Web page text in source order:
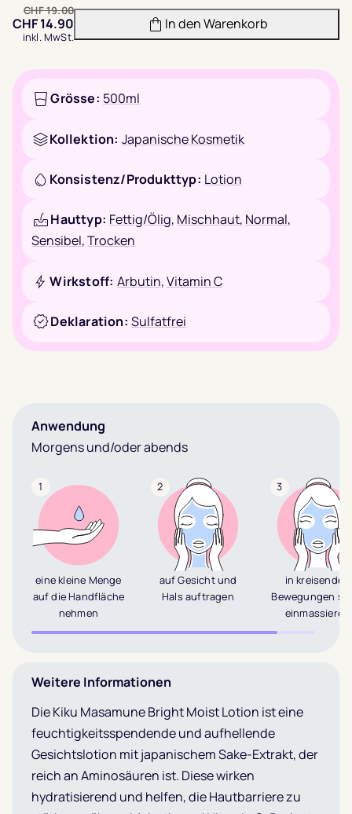
verringern
CHF19.00
CHF14.90
inkl. MwSt.
In den Warenkorb
Grösse: 500ml
Kollektion: Japanische Kosmetik
Konsistenz/Produkttyp: Lotion
Hauttyp: Fettig/Ölig, Mischhaut, Normal,
Sensibel,Trocken
Wirkstoff: Arbutin,Vitamin C
Deklaration: Sulfatfrei
Anwendung
Morgens und/oder abends
1
eine kleine Menge
auf die Handfläche
nehmen
2
auf Gesicht und
Hals auftragen
3
in kreisenden
Bewegungen
einmassieren
Weitere Informationen
Die Kiku Masamune Bright Moist Lotion ist eine
feuchtigkeitsspendende und aufhellende
Gesichtslotion mit japanischem Sake-Extrakt, der
reich an Aminosäuren ist. Diese wirken
hydratisierend und helfen, die Hautbarriere zu